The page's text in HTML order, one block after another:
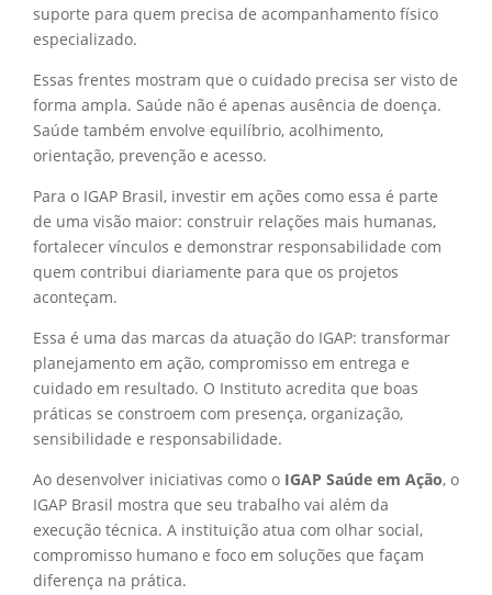
suporte para quem precisa de acompanhamento físico
especializado.
Essas frentes mostram que o cuidado precisa ser visto de
forma ampla. Saúde não é apenas ausência de doença.
Saúde também envolve equilíbrio, acolhimento,
orientação, prevenção e acesso.
Para o IGAP Brasil, investir em ações como essa é parte
de uma visão maior: construir relações mais humanas,
fortalecer vínculos e demonstrar responsabilidade com
quem contribui diariamente para que os projetos
aconteçam.
Essa é uma das marcas da atuação do IGAP: transformar
planejamento em ação, compromisso em entrega e
cuidado em resultado. O Instituto acredita que boas
práticas se constroem com presença, organização,
sensibilidade e responsabilidade.
Ao desenvolver iniciativas como o IGAP Saúde em Ação, o
IGAP Brasil mostra que seu trabalho vai além da
execução técnica. A instituição atua com olhar social,
compromisso humano e foco em soluções que façam
diferença na prática.